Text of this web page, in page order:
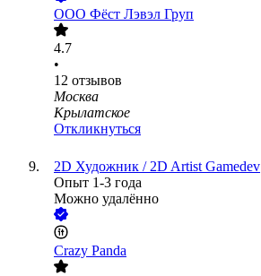
ООО Фёст Лэвэл Груп
4.7
•
12 отзывов
Москва
Крылатское
Откликнуться
2D Художник / 2D Artist Gamedev
Опыт 1-3 года
Можно удалённо
Crazy Panda